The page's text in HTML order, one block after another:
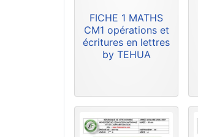
FICHE 1 MATHS
CM1 opérations et
écritures en lettres
by TEHUA